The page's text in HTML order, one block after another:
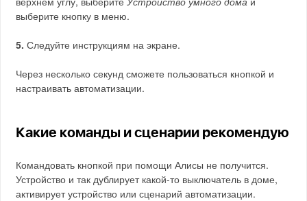
выберите кнопку в меню.
5. Следуйте инструкциям на экране.
Через несколько секунд сможете пользоваться кнопкой и
настраивать автоматизации.
Какие команды и сценарии рекомендую
Командовать кнопкой при помощи Алисы не получится.
Устройство и так дублирует какой-то выключатель в доме,
активирует устройство или сценарий автоматизации.